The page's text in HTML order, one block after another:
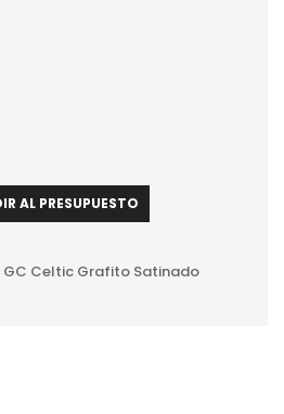
AL PRESUPUESTO
Celtic Grafito Satinado